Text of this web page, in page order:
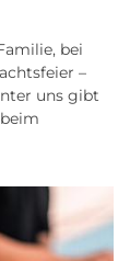
bei
–
uns gibt